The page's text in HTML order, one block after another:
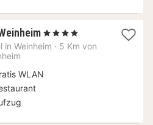
1
Nacht
€
, 4 Sterne
in Weinheim · 5 Km von
WLAN